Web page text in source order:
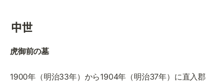
中世
虎御前の墓
1900年（明治33年）から1904年（明治37年）に直入郡